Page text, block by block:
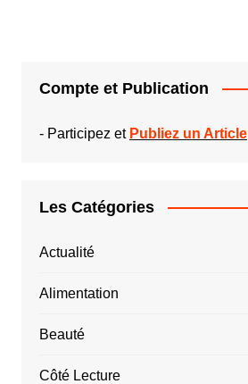
Compte et Publication
- Participez et Publiez un Article
Les Catégories
Actualité
Alimentation
Beauté
Côté Lecture